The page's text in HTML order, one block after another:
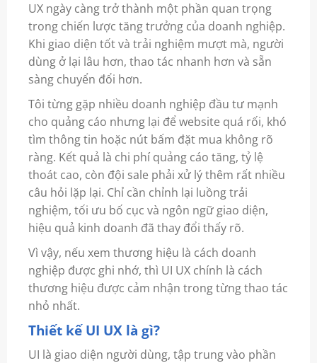
UX ngày càng trở thành một phần quan trọng
trong chiến lược tăng trưởng của doanh nghiệp.
Khi giao diện tốt và trải nghiệm mượt mà, người
dùng ở lại lâu hơn, thao tác nhanh hơn và sẵn
sàng chuyển đổi hơn.
Tôi từng gặp nhiều doanh nghiệp đầu tư mạnh
cho quảng cáo nhưng lại để website quá rối, khó
tìm thông tin hoặc nút bấm đặt mua không rõ
ràng. Kết quả là chi phí quảng cáo tăng, tỷ lệ
thoát cao, còn đội sale phải xử lý thêm rất nhiều
câu hỏi lặp lại. Chỉ cần chỉnh lại luồng trải
nghiệm, tối ưu bố cục và ngôn ngữ giao diện,
hiệu quả kinh doanh đã thay đổi thấy rõ.
Vì vậy, nếu xem thương hiệu là cách doanh
nghiệp được ghi nhớ, thì UI UX chính là cách
thương hiệu được cảm nhận trong từng thao tác
nhỏ nhất.
Thiết kế UI UX là gì?
UI là giao diện người dùng, tập trung vào phần